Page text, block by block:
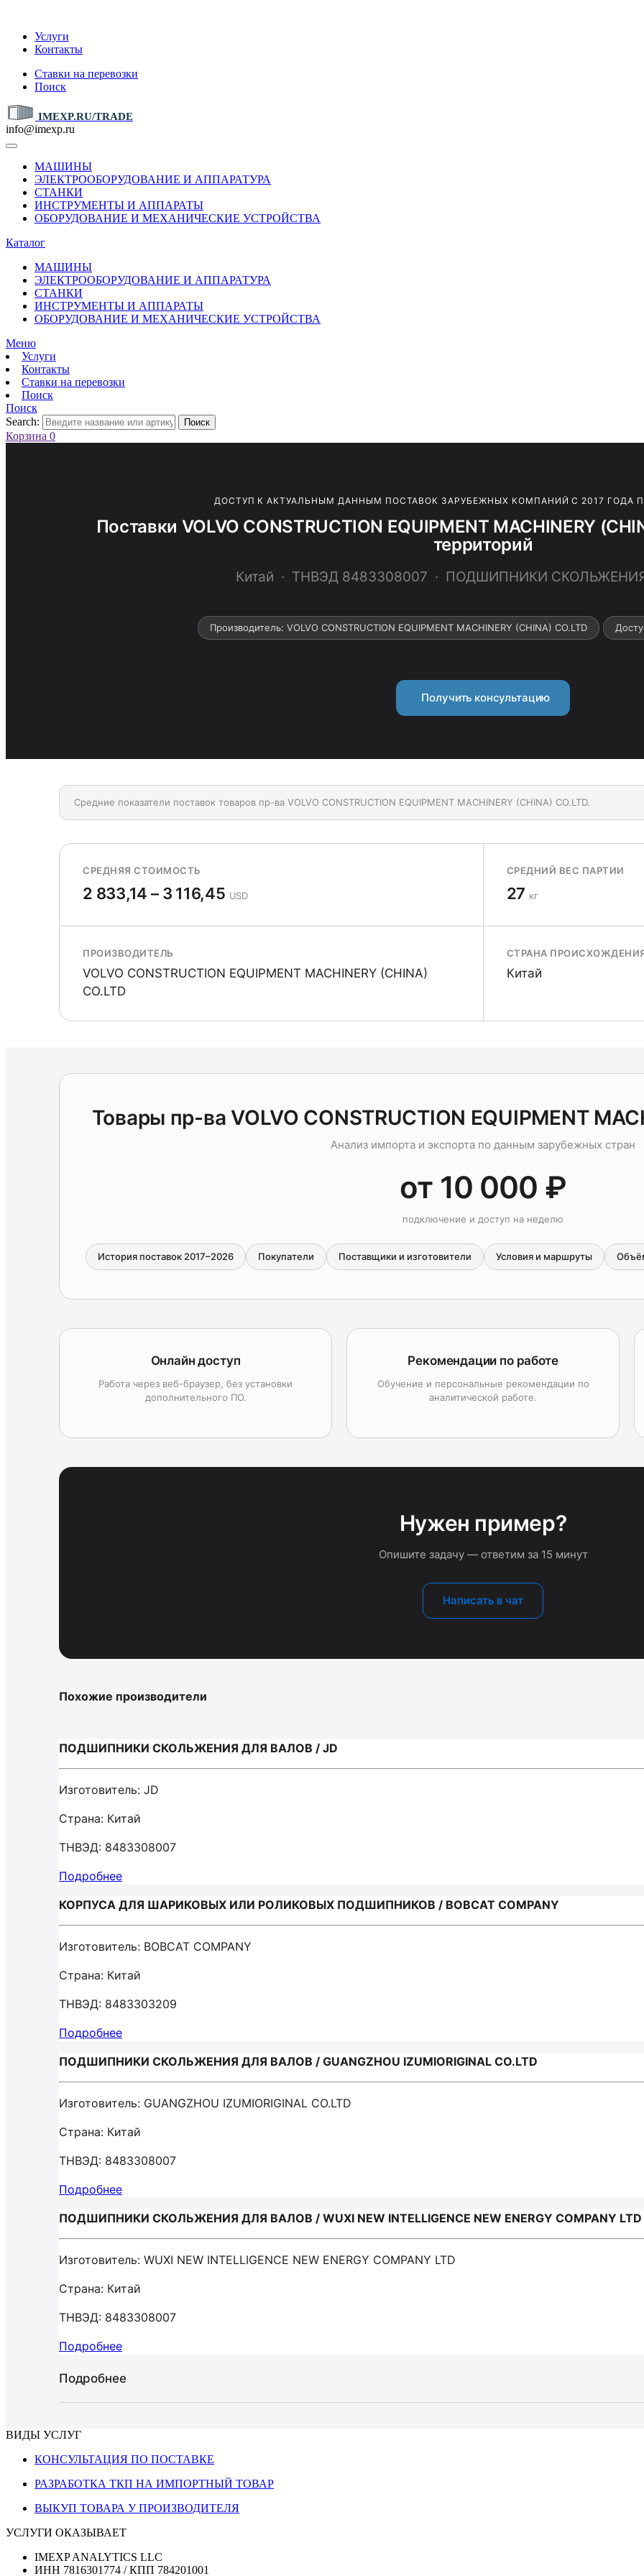
Услуги
Контакты
Ставки на перевозки
Поиск
IMEXP.RU/TRADE
info@imexp.ru
МАШИНЫ
ЭЛЕКТРООБОРУДОВАНИЕ И АППАРАТУРА
СТАНКИ
ИНСТРУМЕНТЫ И АППАРАТЫ
ОБОРУДОВАНИЕ И МЕХАНИЧЕСКИЕ УСТРОЙСТВА
Каталог
МАШИНЫ
ЭЛЕКТРООБОРУДОВАНИЕ И АППАРАТУРА
СТАНКИ
ИНСТРУМЕНТЫ И АППАРАТЫ
ОБОРУДОВАНИЕ И МЕХАНИЧЕСКИЕ УСТРОЙСТВА
Меню
Услуги
Контакты
Ставки на перевозки
Поиск
Поиск
Search:
Поиск
Корзина 0
ДОСТУП К АКТУАЛЬНЫМ ДАННЫМ ПОСТАВОК ЗАРУБЕЖНЫХ КОМПАНИЙ С 2017 ГОДА
Поставки VOLVO CONSTRUCTION EQUIPMENT MACHINERY
территорий
Китай · ТНВЭД 8483308007 · ПОДШИПНИКИ
Производитель: VOLVO CONSTRUCTION EQUIPMENT MACHINERY (CHINA) CO.LTD
Получить консультацию
Средние показатели поставок товаров пр-ва VOLVO CONSTRUCTION EQUIPMENT MACHINERY (CHINA) CO.LTD.
СРЕДНЯЯ СТОИМОСТЬ
2 833,14 – 3 116,45 USD
СРЕДНИЙ ВЕС ПАРТИИ
27 кг
ПРОИЗВОДИТЕЛЬ
VOLVO CONSTRUCTION EQUIPMENT MACHINERY (CHINA)
CO.LTD
СТРАНА
Китай
Товары пр-ва VOLVO CONSTRUCTION EQUIPMENT
Анализ импорта и экспорта по данным зарубежных стран
от 10 000 ₽
подключение и доступ на неделю
История поставок 2017–2026 Покупатели Поставщики и изготовители Условия и маршруты
Онлайн доступ
Работа через веб-браузер, без установки
дополнительного ПО.
Рекомендации по работе
Обучение и персональные рекомендации по
аналитической работе.
Нужен пример?
Опишите задачу — ответим за 15 минут
Написать в чат
Похожие производители
ПОДШИПНИКИ СКОЛЬЖЕНИЯ ДЛЯ ВАЛОВ / JD
Изготовитель: JD
Страна: Китай
ТНВЭД: 8483308007
Подробнее
КОРПУСА ДЛЯ ШАРИКОВЫХ ИЛИ РОЛИКОВЫХ ПОДШИПНИКОВ / BOBCAT COMPANY
Изготовитель: BOBCAT COMPANY
Страна: Китай
ТНВЭД: 8483303209
Подробнее
ПОДШИПНИКИ СКОЛЬЖЕНИЯ ДЛЯ ВАЛОВ / GUANGZHOU IZUMIORIGINAL CO.LTD
Изготовитель: GUANGZHOU IZUMIORIGINAL CO.LTD
Страна: Китай
ТНВЭД: 8483308007
Подробнее
ПОДШИПНИКИ СКОЛЬЖЕНИЯ ДЛЯ ВАЛОВ / WUXI NEW INTELLIGENCE NEW ENERGY COMPANY LTD
Изготовитель: WUXI NEW INTELLIGENCE NEW ENERGY COMPANY LTD
Страна: Китай
ТНВЭД: 8483308007
Подробнее
Подробнее
ВИДЫ УСЛУГ
КОНСУЛЬТАЦИЯ ПО ПОСТАВКЕ
РАЗРАБОТКА ТКП НА ИМПОРТНЫЙ ТОВАР
ВЫКУП ТОВАРА У ПРОИЗВОДИТЕЛЯ
УСЛУГИ ОКАЗЫВАЕТ
IMEXP ANALYTICS LLC
ИНН 7816301774 / КПП 784201001